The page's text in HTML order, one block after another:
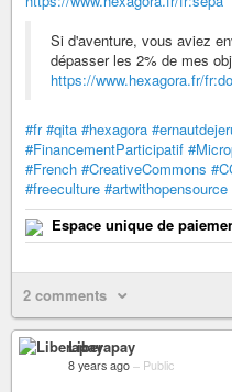
Si d'aventure, vous aviez
dépasser les 2% de mes
https://www.hexagora.fr/
#fr #qita #hexagora
#FinancementParticipatif
#French #CreativeCommons
#freeculture #artwithopensource
Espace unique de
2 comments
Liberapay
8 years ago – Public